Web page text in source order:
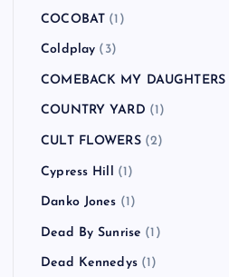
COCOBAT (1)
Coldplay (3)
COMEBACK MY DAUGHTERS
COUNTRY YARD (1)
CULT FLOWERS(2)
Cypress Hill (1)
Danko Jones (1)
Dead By Sunrise (1)
Dead Kennedys(1)